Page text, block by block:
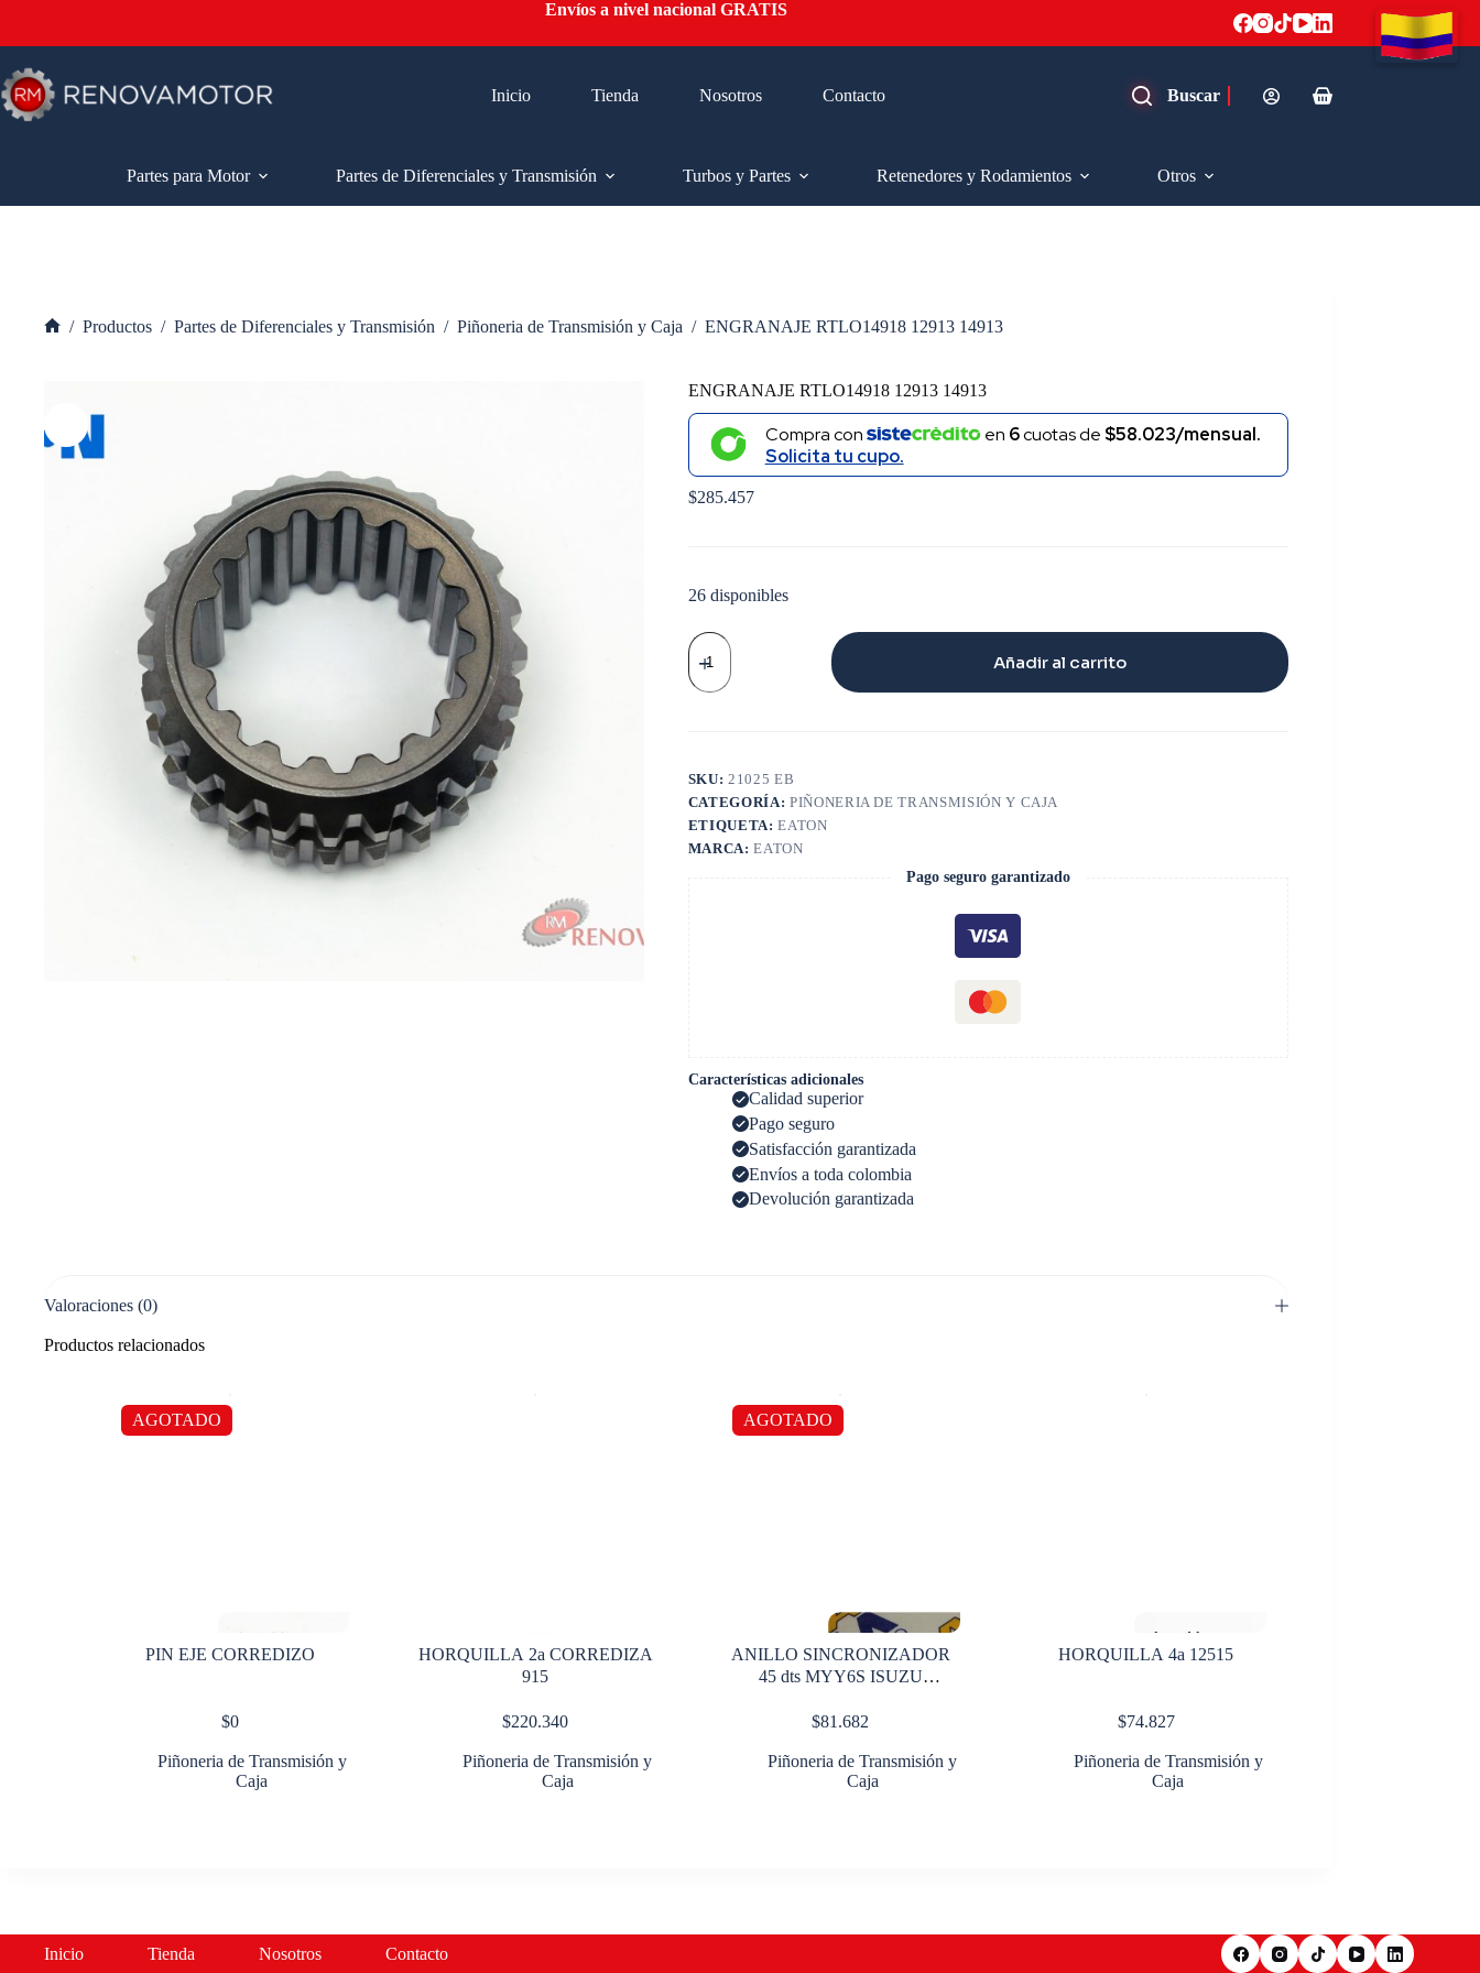
contenido
Envíos a nivel nacional GRATIS
Inicio Tienda Nosotros Contacto
Carro
Partes para Motor
Partes de Diferenciales y Transmisión Turbos y Partes Retenedores y Rodamientos Otros
/ Productos / Partes de Diferenciales y Transmisión / Piñoneria de Transmisión y Caja / ENGRANAJE RTLO14918 12913 14913
ENGRANAJE RTLO14918 12913 14913
Compra con en 6cuotas de $58.023/mensual.
Solicita tu cupo.
$285.457
26 disponibles
ENGRANAJE
RTLO14918
12913
14913
Añadir al carrito
SKU:21025 EB
CATEGORÍA: PIÑONERIA DE TRANSMISIÓN Y CAJA
ETIQUETA:EATON
MARCA:EATON
Pago seguro garantizado
Características adicionales
Calidad superior
Pago seguro
Satisfacción garantizada
Envíos a toda colombia
Devolución garantizada
Valoraciones (0)
Productos relacionados
AGOTADO
PIN EJE CORREDIZO
$0
Piñoneria de Transmisión y
Caja
HORQUILLA 2a CORREDIZA
915
$220.340
Piñoneria de Transmisión y
Caja
AGOTADO
ANILLO SINCRONIZADOR
45 dts MYY6S ISUZU
$81.682
Piñoneria de Transmisión y
Caja
HORQUILLA 4a 12515
$74.827
Piñoneria de Transmisión y
Caja
Inicio Tienda Nosotros Contacto